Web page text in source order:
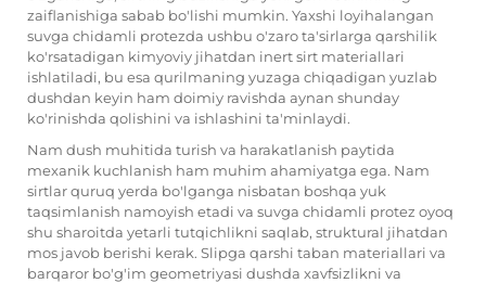
zaiflanishiga sabab bo'lishi mumkin. Yaxshi loyihalangan
suvga chidamli protezda ushbu o'zaro ta'sirlarga qarshilik
ko'rsatadigan kimyoviy jihatdan inert sirt materiallari
ishlatiladi, bu esa qurilmaning yuzaga chiqadigan yuzlab
dushdan keyin ham doimiy ravishda aynan shunday
ko'rinishda qolishini va ishlashini ta'minlaydi.
Nam dush muhitida turish va harakatlanish paytida
mexanik kuchlanish ham muhim ahamiyatga ega. Nam
sirtlar quruq yerda bo'lganga nisbatan boshqa yuk
taqsimlanish namoyish etadi va suvga chidamli protez oyoq
shu sharoitda yetarli tutqichlikni saqlab, struktural jihatdan
mos javob berishi kerak. Slipga qarshi taban materiallari va
barqaror bo'g'im geometriyasi dushda xavfsizlikni va